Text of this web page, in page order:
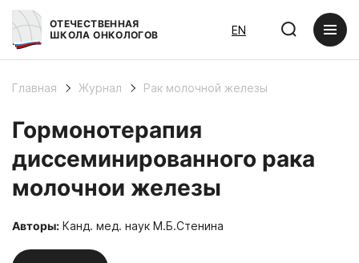
ОТЕЧЕСТВЕННАЯ
ШКОЛА ОНКОЛОГОВ
EN
Главная Журнал Рак молочной железы
Гормонотерапия
диссеминированного рака
молочнои железы
Авторы: Канд. мед. наук М.Б.Стенина